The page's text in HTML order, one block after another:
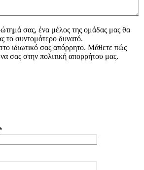
σας, ένα μέλος της ομάδας μας θα
το συντομότερο δυνατό.
ιδιωτικό σας απόρρητο. Μάθετε πώς
σας στην πολιτική απορρήτου μας.